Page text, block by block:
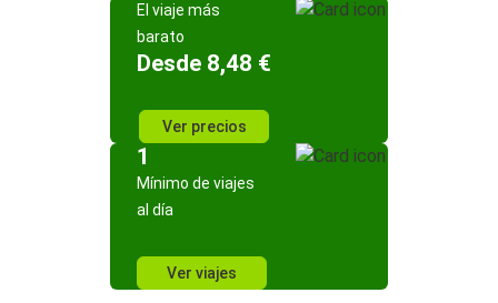
El viaje más
barato
Desde 8,48 €
Ver precios
1
Mínimo de viajes
al día
Ver viajes